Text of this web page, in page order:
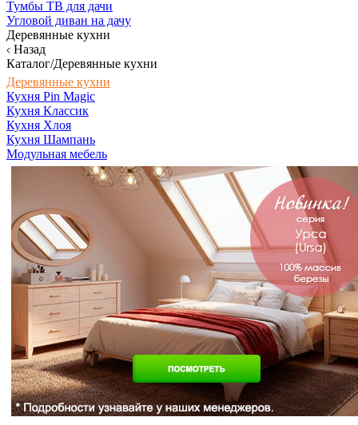
Тумбы ТВ для дачи
Угловой диван на дачу
Деревянные кухни
Назад
Каталог/Деревянные кухни
Деревянные кухни
Кухня Pin Magic
Кухня Классик
Кухня Хлоя
Кухня Шампань
Модульная мебель